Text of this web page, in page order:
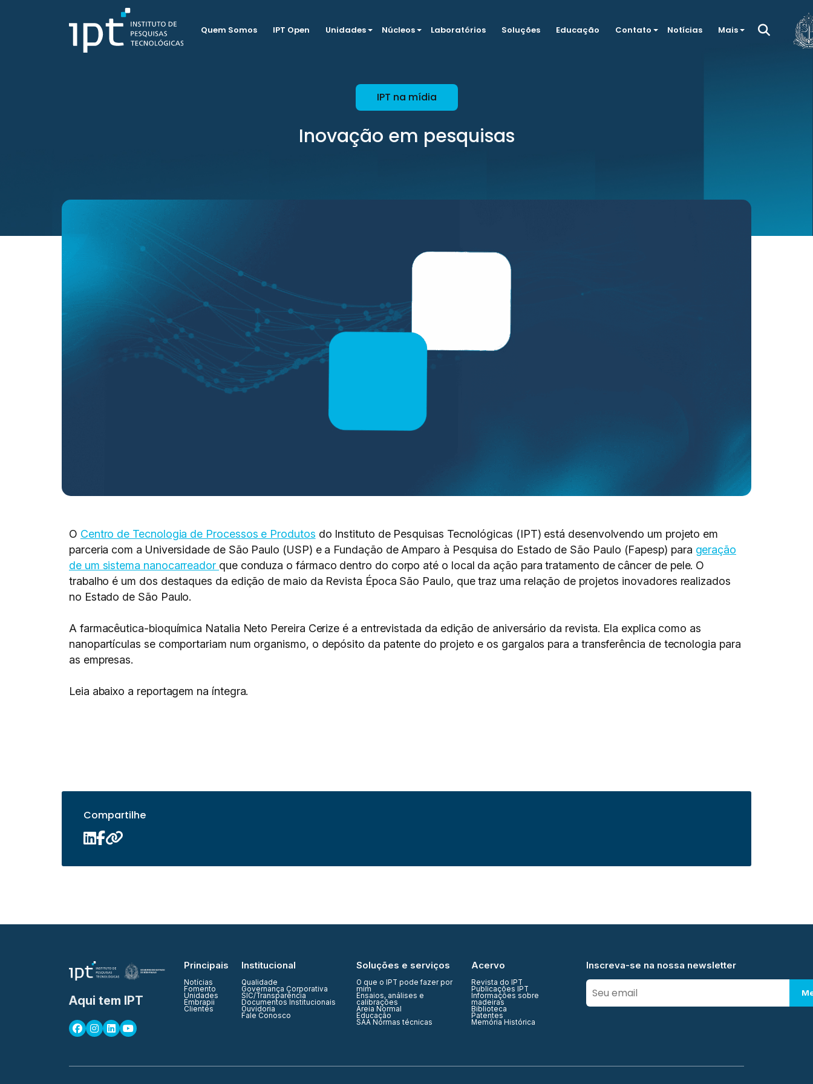
Quem Somos IPT Open Unidades Núcleos Laboratórios Soluções Educação Contato Notícias Mais
IPT na mídia
Inovação em pesquisas
O Centro de Tecnologia de Processos e Produtos do Instituto de Pesquisas Tecnológicas (IPT) está desenvolvendo um projeto em
parceria com a Universidade de São Paulo (USP) e a Fundação de Amparo à Pesquisa do Estado de São Paulo (Fapesp) para geração
de um sistema nanocarreador que conduza o fármaco dentro do corpo até o local da ação para tratamento de câncer de pele. O
trabalho é um dos destaques da edição de maio da Revista Época São Paulo, que traz uma relação de projetos inovadores realizados
no Estado de São Paulo.
A farmacêutica-bioquímica Natalia Neto Pereira Cerize é a entrevistada da edição de aniversário da revista. Ela explica como as
nanopartículas se comportariam num organismo, o depósito da patente do projeto e os gargalos para a transferência de tecnologia para
as empresas.
Leia abaixo a reportagem na íntegra.
Compartilhe
Aqui tem IPT
Principais
Notícias
Fomento
Unidades
Embrapii
Clientes
Institucional
Qualidade
Governança Corporativa
SIC/Transparência
Documentos Institucionais
Ouvidoria
Fale Conosco
Soluções e serviços
O que o IPT pode fazer por
mim
Ensaios, análises e
calibrações
Areia Normal
Educação
SAA Normas técnicas
Acervo
Revista do IPT
Publicações IPT
Informações sobre
madeiras
Biblioteca
Patentes
Memória Histórica
Inscreva-se na nossa newsletter